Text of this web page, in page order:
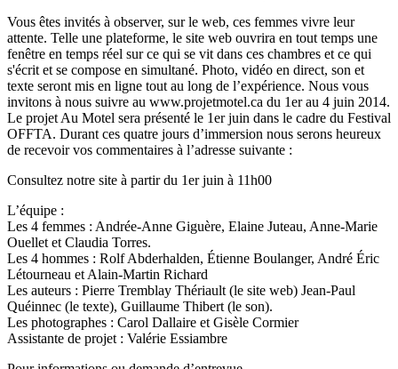
Vous êtes invités à observer, sur le web, ces femmes vivre leur
attente. Telle une plateforme, le site web ouvrira en tout temps une
fenêtre en temps réel sur ce qui se vit dans ces chambres et ce qui
s'écrit et se compose en simultané. Photo, vidéo en direct, son et
texte seront mis en ligne tout au long de l’expérience. Nous vous
invitons à nous suivre au www.projetmotel.ca du 1er au 4 juin 2014.
Le projet Au Motel sera présenté le 1er juin dans le cadre du Festival
OFFTA. Durant ces quatre jours d’immersion nous serons heureux
de recevoir vos commentaires à l’adresse suivante :
Consultez notre site à partir du 1er juin à 11h00
L’équipe :
Les 4 femmes : Andrée-Anne Giguère, Elaine Juteau, Anne-Marie
Ouellet et Claudia Torres.
Les 4 hommes : Rolf Abderhalden, Étienne Boulanger, André Éric
Létourneau et Alain-Martin Richard
Les auteurs : Pierre Tremblay Thériault (le site web) Jean-Paul
Quéinnec (le texte), Guillaume Thibert (le son).
Les photographes : Carol Dallaire et Gisèle Cormier
Assistante de projet : Valérie Essiambre